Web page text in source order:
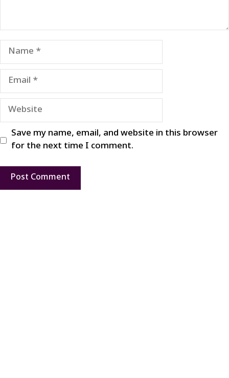
Name
Email
Website
Save my name, email, and website in this browser
for the next time I comment.